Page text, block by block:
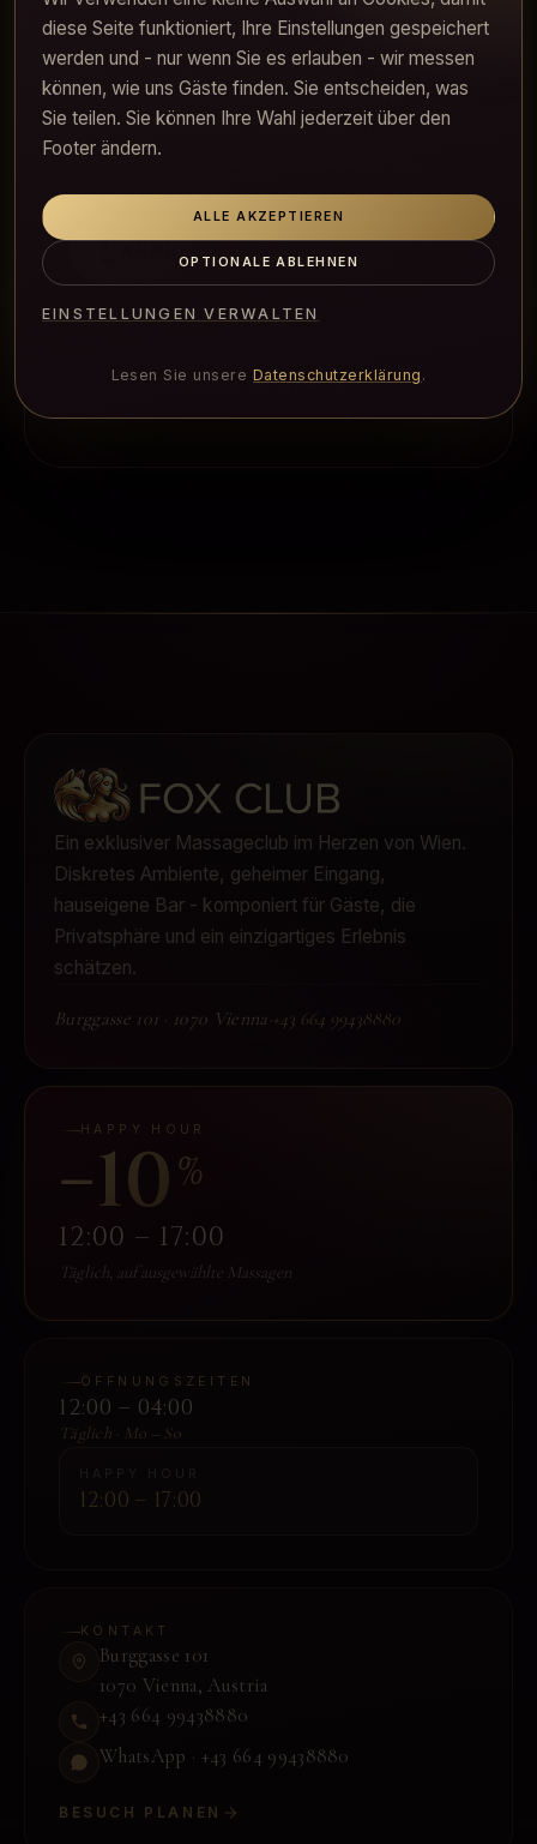
Reservierungen per Telefon oder
WhatsApp. Spontanbesuche sind
willkommen, wenn Kapazitäten frei sind -
ein kurzer Anruf sichert den richtigen
Raum und die richtige Masseuse.
WHATSAPP
ROUTE PLANEN
Ein exklusiver Massageclub im Herzen von Wien.
Diskretes Ambiente, geheimer Eingang,
hauseigene Bar - komponiert für Gäste, die
Privatsphäre und ein einzigartiges Erlebnis
schätzen.
Burggasse 101 · 1070 Vienna ·+43 664 99438880
HAPPY HOUR
−10 %
12:00 – 17:00
Täglich, auf ausgewählte Massagen
ÖFFNUNGSZEITEN
12:00 – 04:00
Täglich · Mo – So
12:00 – 17:00
KONTAKT
Burggasse 101
1070 Vienna, Austria
+43 664 99438880
WhatsApp · +43 664 99438880
BESUCH PLANEN
diese Seite funktioniert, Ihre Einstellungen gespeichert
werden und - nur wenn Sie es erlauben - wir messen
können, wie uns Gäste finden. Sie entscheiden, was
Sie teilen. Sie können Ihre Wahl jederzeit über den
Footer ändern.
ALLE AKZEPTIEREN
OPTIONALE ABLEHNEN
EINSTELLUNGEN VERWALTEN
Lesen Sie unsere Datenschutzerklärung .